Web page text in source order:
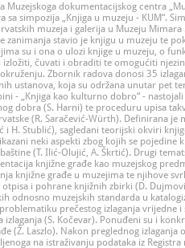
Muzejskoga dokumentacijskog centra
simpozija „Knjiga u muzeju - KUM“.
muzeja i galerija u Muzeju
zanimanja stavio je knjigu u muzeju te
su i ona o ulozi knjige u muzeju, o
čuvati i obraditi te omogućiti
Zbornik radova donosi 35
ustanova, koja su održana unutar pet
- „Knjiga kao kulturno dobro“ -
dobra (S. Harni) te proceduru upisa
(R. Saračević-Würth). Definirana je
i H. Stublić), sagledani teorijski okviri
neki aspekti zbog kojih se pojedine
(T. Ilić-Olujić, A. Škrtić). Drugi
knjižne građe kao muzejskog
knjižne građe u muzejima te njihove
i pohrane knjižnih zbirki (D.
odnosno muzejskih standarda u
prečestog izlaganja vrijedne i
izlaganja (S. Kočevar). Ponuđeni su i
(Ž. Laszlo). Nakon preglednog izlaganja
na istraživanju podataka iz Registra